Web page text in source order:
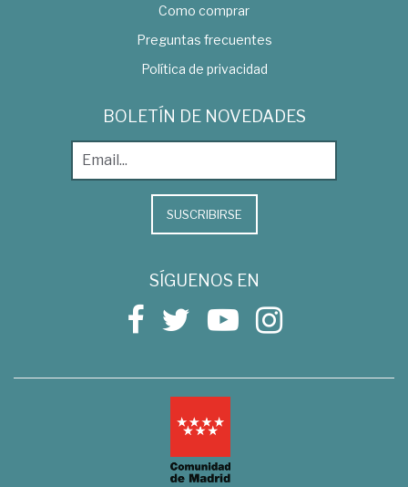
Como comprar
Preguntas frecuentes
Política de privacidad
BOLETÍN DE NOVEDADES
SUSCRIBIRSE
SÍGUENOS EN